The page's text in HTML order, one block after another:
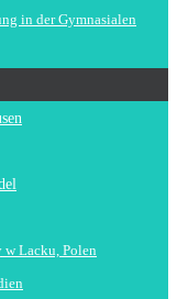
in der Gymnasialen
w Lacku, Polen